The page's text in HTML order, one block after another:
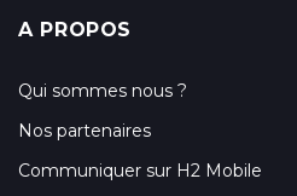
A PROPOS
Qui sommes nous ?
Nos partenaires
Communiquer sur H2 Mobile